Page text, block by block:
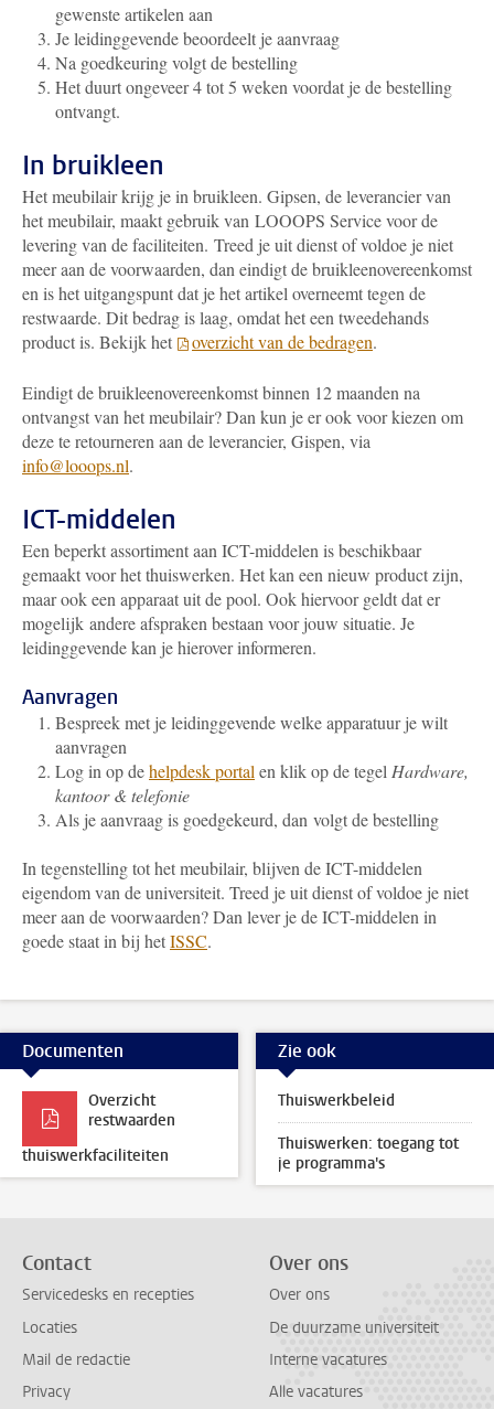
gewenste artikelen aan
Je leidinggevende beoordeelt je aanvraag
Na goedkeuring volgt de bestelling
Het duurt ongeveer 4 tot 5 weken voordat je de bestelling
ontvangt.
In bruikleen
Het meubilair krijg je in bruikleen. Gipsen, de leverancier van
het meubilair, maakt gebruik van LOOOPS Service voor de
levering van de faciliteiten. Treed je uit dienst of voldoe je niet
meer aan de voorwaarden, dan eindigt de bruikleenovereenkomst
en is het uitgangspunt dat je het artikel overneemt tegen de
restwaarde. Dit bedrag is laag, omdat het een tweedehands
product is. Bekijk het
overzicht van de bedragen.
Eindigt de bruikleenovereenkomst binnen 12 maanden na
ontvangst van het meubilair? Dan kun je er ook voor kiezen om
deze te retourneren aan de leverancier, Gispen, via
info@looops.nl.
ICT-middelen
Een beperkt assortiment aan ICT-middelen is beschikbaar
gemaakt voor het thuiswerken. Het kan een nieuw product zijn,
maar ook een apparaat uit de pool. Ook hiervoor geldt dat er
mogelijk andere afspraken bestaan voor jouw situatie. Je
leidinggevende kan je hierover informeren.
Aanvragen
Bespreek met je leidinggevende welke apparatuur je wilt
aanvragen
Log in op dehelpdesk portal en klik op de tegel Hardware,
kantoor & telefonie
Als je aanvraag is goedgekeurd, dan volgt de bestelling
In tegenstelling tot het meubilair, blijven de ICT-middelen
eigendom van de universiteit. Treed je uit dienst of voldoe je niet
meer aan de voorwaarden? Dan lever je de ICT-middelen in
goede staat in bij hetISSC.
Documenten
Overzicht
restwaarden
thuiswerkfaciliteiten
Zie ook
Thuiswerkbeleid
Thuiswerken: toegang tot
je programma's
Contact
Servicedesks en recepties
Locaties
Mail de redactie
Privacy
Over ons
Over ons
De duurzame universiteit
Interne vacatures
Alle vacatures